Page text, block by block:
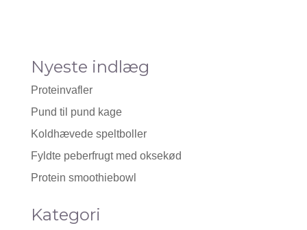
Nyeste indlæg
Proteinvafler
Pund til pund kage
Koldhævede speltboller
Fyldte peberfrugt med oksekød
Protein smoothiebowl
Kategori